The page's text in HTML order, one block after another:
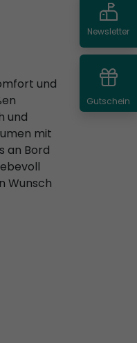
und
und
mit
an Bord
Wunsch
Newsletter
Gutschein